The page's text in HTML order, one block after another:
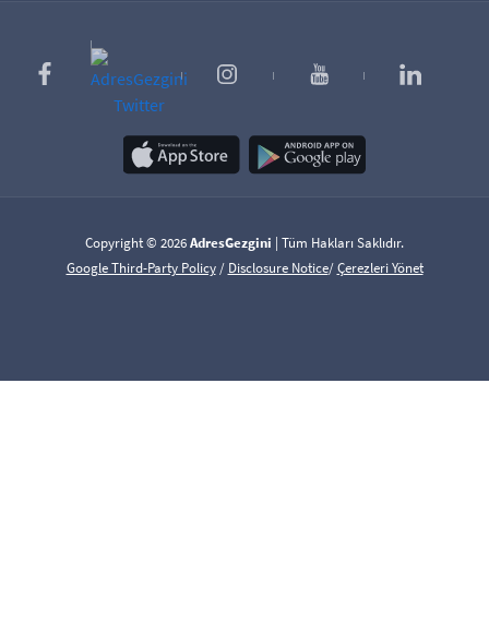
Copyright © 2026AdresGezgini | Tüm Hakları Saklıdır.
Google Third-Party Policy/ Disclosure Notice/Çerezleri Yönet